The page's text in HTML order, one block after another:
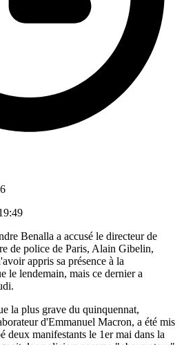
Benalla a accusé le directeur de
de police de Paris, Alain Gibelin,
appris sa présence à la
le lendemain, mais ce dernier a
la plus grave du quinquennat,
d'Emmanuel Macron, a été mis
deux manifestants le 1er mai dans la